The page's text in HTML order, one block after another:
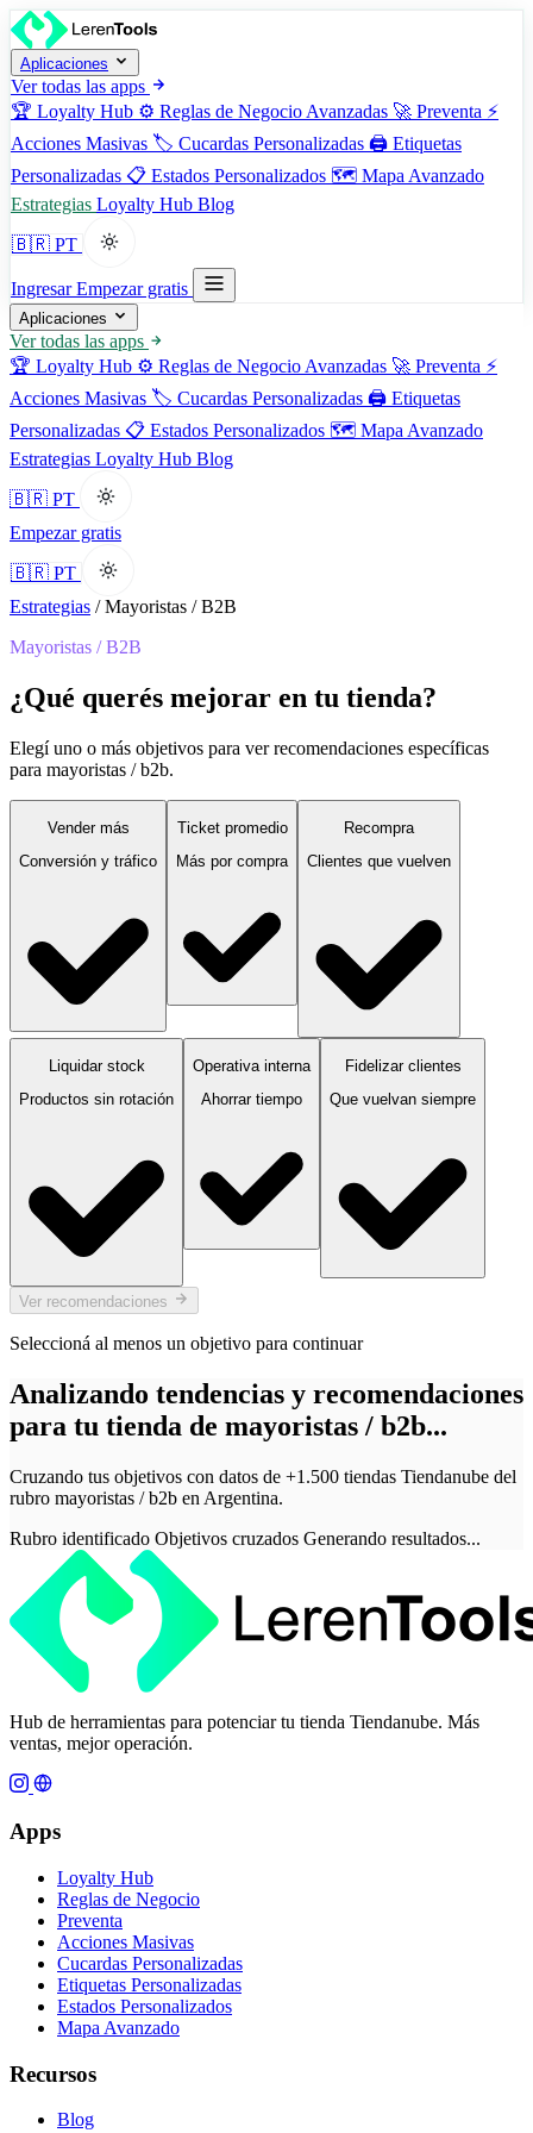
Aplicaciones
Ver todas las apps
🏆 Loyalty Hub ⚙️ Reglas de Negocio Avanzadas 🚀 Preventa ⚡
Acciones Masivas 🏷️ Cucardas Personalizadas 🖨️ Etiquetas
Personalizadas 📋 Estados Personalizados 🗺️ Mapa Avanzado
Estrategias Loyalty Hub Blog
🇧🇷 PT
IngresarEmpezar gratis
Aplicaciones
Ver todas las apps
🏆 Loyalty Hub ⚙️ Reglas de Negocio Avanzadas 🚀 Preventa ⚡
Acciones Masivas 🏷️ Cucardas Personalizadas 🖨️ Etiquetas
Personalizadas 📋 Estados Personalizados 🗺️ Mapa Avanzado
Estrategias Loyalty Hub Blog
🇧🇷 PT
Empezar gratis
🇧🇷 PT
Estrategias / Mayoristas / B2B
Mayoristas / B2B
¿Qué querés mejorar en tu tienda?
Elegí uno o más objetivos para ver recomendaciones específicas
para mayoristas / b2b.
Vender más
Conversión y tráfico
Ticket promedio
Más por compra
Recompra
Clientes que vuelven
Liquidar stock
Productos sin rotación
Operativa interna
Ahorrar tiempo
Fidelizar clientes
Que vuelvan siempre
Ver recomendaciones
Seleccioná al menos un objetivo para continuar
Analizando tendencias y recomendaciones
para tu tienda de mayoristas / b2b...
Cruzando tus objetivos con datos de +1.500 tiendas Tiendanube del
rubro mayoristas / b2b en Argentina.
Rubro identificado Objetivos cruzados Generando resultados...
Hub de herramientas para potenciar tu tienda Tiendanube. Más
ventas, mejor operación.
Apps
Loyalty Hub
Reglas de Negocio
Preventa
Acciones Masivas
Cucardas Personalizadas
Etiquetas Personalizadas
Estados Personalizados
Mapa Avanzado
Recursos
Blog